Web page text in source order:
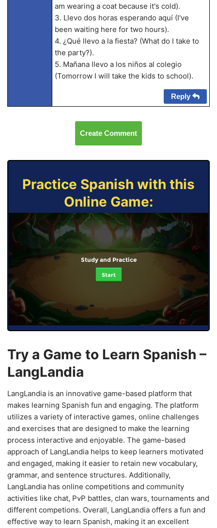
am wearing a coat because it's cold).
3. Llevo dos horas esperando aquí (I've
been waiting here for two hours).
4. ¿Qué llevo a la fiesta? (What do I take to
the party?).
5. Mañana llevo a los niños al colegio
(Tomorrow I will take the kids to school).
Reply
Create Comment
Practice Spanish with this
Online Game:
Study and Practice
Start
Try a Game to Learn Spanish –
LangLandia
LangLandia is an innovative game-based platform that
makes learning Spanish fun and engaging. The platform
utilizes a variety of interactive games, online challenges
and exercises that are designed to make the learning
process interactive and enjoyable. The game-based
approach of LangLandia helps to keep learners motivated
and engaged, making it easier to retain new vocabulary,
grammar, and sentence structures. Additionally,
LangLandia has online competitions and community
activities like chat, PvP battles, clan wars, tournaments and
different competions. Overall, LangLandia offers a fun and
effective way to learn Spanish, making it an excellent